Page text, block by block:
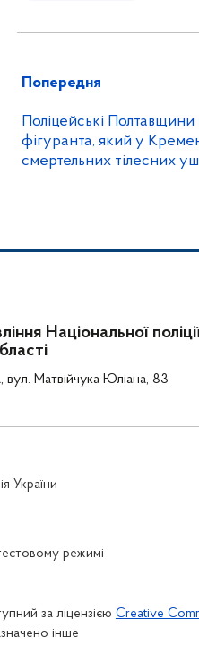
Попередня
Поліцейські Полтавщини
фігуранта, який у
смертельних тілесних
Національної
Матвійчука Юліана, 83
України
режимі
за ліцензією Creative
інше